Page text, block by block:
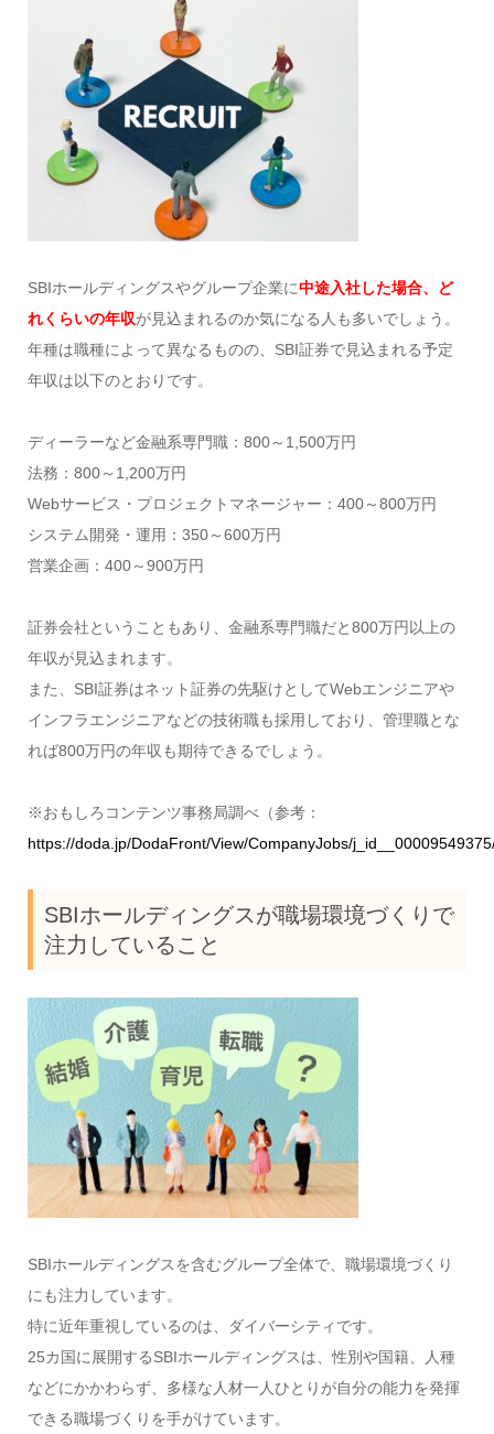
SBIホールディングスやグループ企業に中途入社した場合、ど
れくらいの年収が見込まれるのか気になる人も多いでしょう。
年種は職種によって異なるものの、SBI証券で見込まれる予定
年収は以下のとおりです。
ディーラーなど金融系専門職：800～1,500万円
法務：800～1,200万円
Webサービス・プロジェクトマネージャー：400～800万円
システム開発・運用：350～600万円
営業企画：400～900万円
証券会社ということもあり、金融系専門職だと800万円以上の
年収が見込まれます。
また、SBI証券はネット証券の先駆けとしてWebエンジニアや
インフラエンジニアなどの技術職も採用しており、管理職とな
れば800万円の年収も期待できるでしょう。
※おもしろコンテンツ事務局調べ（参考：
https://doda.jp/DodaFront/View/CompanyJobs/
SBIホールディングスが職場環境づくりで
注力していること
SBIホールディングスを含むグループ全体で、職場環境づくり
にも注力しています。
特に近年重視しているのは、ダイバーシティです。
25カ国に展開するSBIホールディングスは、性別や国籍、人種
などにかかわらず、多様な人材一人ひとりが自分の能力を発揮
できる職場づくりを手がけています。